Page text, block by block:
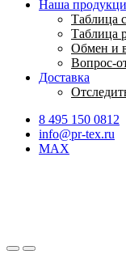
Наша
Таблица
Таблица
Обмен и
Вопрос-
Доставка
8 495 150 0812
info@pr-tex.ru
MAX